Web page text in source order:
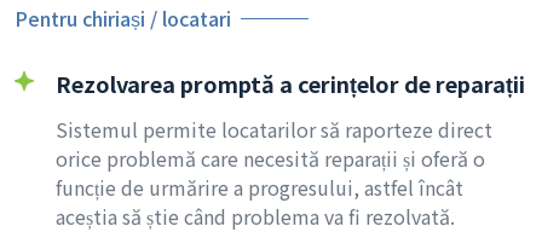
Pentru chiriași / locatari
Rezolvarea promptă a cerințelor de reparații
Sistemul permite locatarilor să raporteze direct
orice problemă care necesită reparații și oferă o
funcție de urmărire a progresului, astfel încât
aceștia să știe când problema va fi rezolvată.